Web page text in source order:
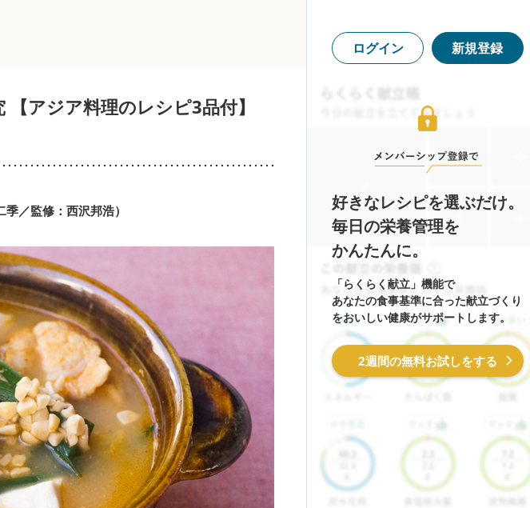
アジア料理のレシピ3品付】
／監修：西沢邦浩）
ログイン 新規登録
好きなレシピを選ぶだけ。
毎日の栄養管理を
かんたんに。
「らくらく献立」機能で
あなたの食事基準に合った献立づくり
をおいしい健康がサポートします。
2週間の無料お試しをする